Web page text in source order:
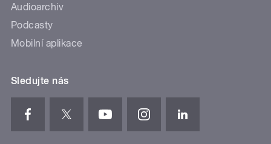
Audioarchiv
Podcasty
Mobilní aplikace
Sledujte nás